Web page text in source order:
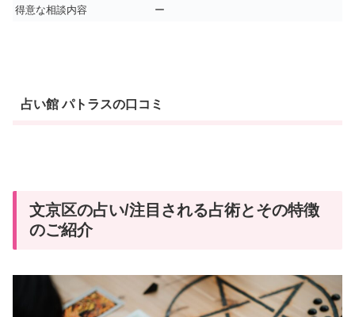
得意な相談内容
ー
占い館 パトラスの口コミ
文京区の占い/注目される占術とその特徴
のご紹介